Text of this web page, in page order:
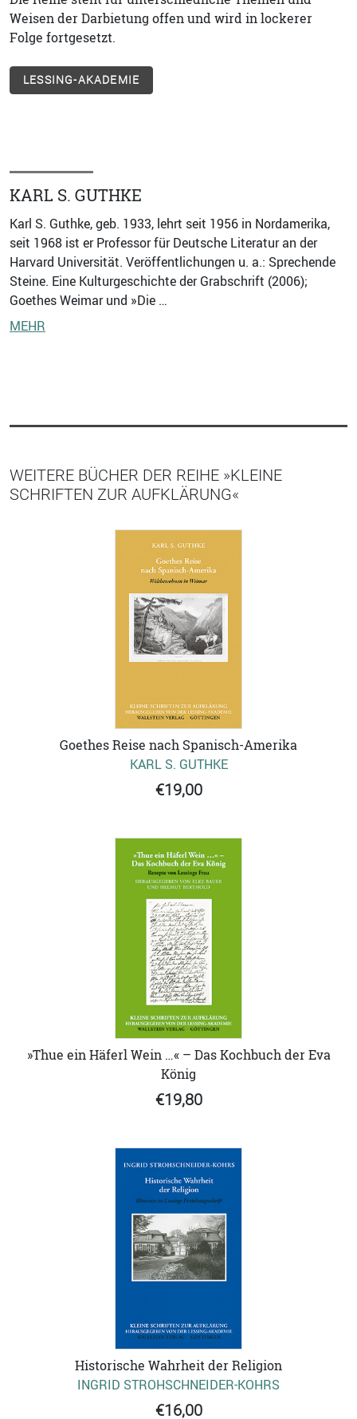
Weisen der Darbietung offen und wird in lockerer
Folge fortgesetzt.
LESSING-AKADEMIE
KARL S. GUTHKE
Karl S. Guthke, geb. 1933, lehrt seit 1956 in Nordamerika,
seit 1968 ist er Professor für Deutsche Literatur an der
Harvard Universität. Veröffentlichungen u. a.: Sprechende
Steine. Eine Kulturgeschichte der Grabschrift (2006);
Goethes Weimar und »Die …
MEHR
WEITERE BÜCHER DER REIHE »KLEINE
SCHRIFTEN ZUR AUFKLÄRUNG«
Goethes Reise nach Spanisch-Amerika
KARL S. GUTHKE
€19,00
»Thue ein Häferl Wein …« – Das Kochbuch der Eva
König
€19,80
Historische Wahrheit der Religion
INGRID STROHSCHNEIDER-KOHRS
€16,00